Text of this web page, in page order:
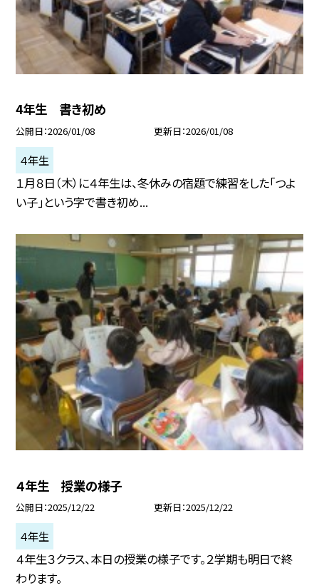
4年生 書き初め
公開日 2026/01/08 更新日 2026/01/08
４年生
１月８日（木）に４年生は、冬休みの宿題で練習をした「つよ
い子」という字で書き初め...
４年生 授業の様子
公開日 2025/12/22 更新日 2025/12/22
４年生
４年生３クラス、本日の授業の様子です。２学期も明日で終
わります。